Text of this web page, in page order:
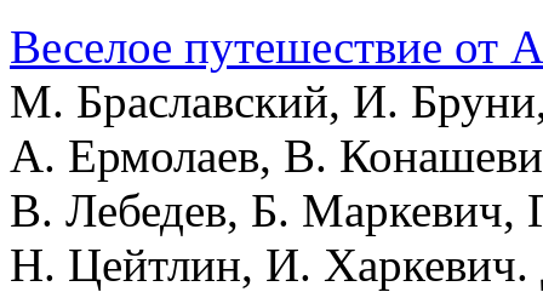
Веселое путешествие от
М. Браславский, И.
А. Ермолаев, В.
В. Лебедев, Б. Маркевич,
Н. Цейтлин, И. Харкевич.